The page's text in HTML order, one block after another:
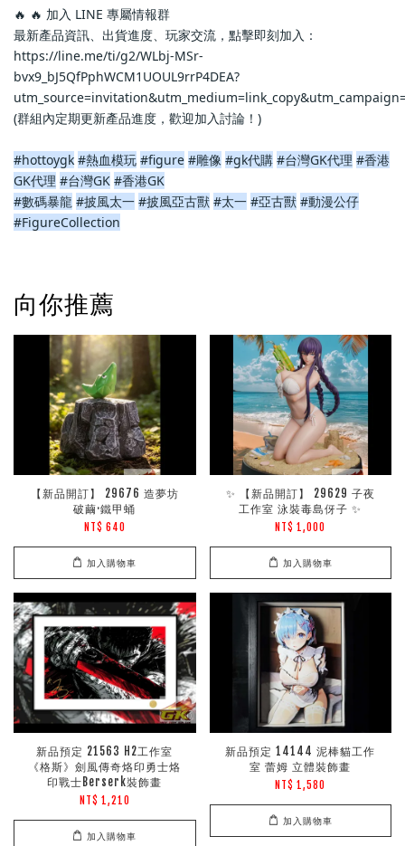
🔥 🔥 加入 LINE 專屬情報群
最新產品資訊、出貨進度、玩家交流，點擊即刻加入：
https://line.me/ti/g2/WLbj-MSr-
bvx9_bJ5QfPphWCM1UOUL9rrP4DEA?
(群組內定期更新產品進度，歡迎加入討論！)
#hottoygk #熱血模玩 #figure #雕像 #gk代購 #台灣GK代理 #香港
GK代理 #台灣GK #香港GK
#數碼暴龍 #披風太一 #披風亞古獸 #太一 #亞古獸 #動漫公仔
#FigureCollection
向你推薦
【新品開訂】 29676 造夢坊
破繭·鐵甲蛹
NT$ 640
加入購物車
✨ 【新品開訂】 29629 子夜
工作室 泳裝毒島伢子 ✨
NT$ 1,000
加入購物車
新品預定 21563 H2工作室
《格斯》劍風傳奇烙印勇士烙
印戰士Berserk裝飾畫
NT$ 1,210
加入購物車
新品預定 14144 泥棒貓工作
室 蕾姆 立體裝飾畫
NT$ 1,580
加入購物車